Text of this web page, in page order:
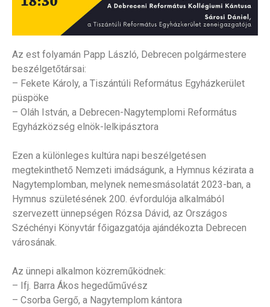
Az est folyamán Papp László, Debrecen polgármestere
beszélgetőtársai:
– Fekete Károly, a Tiszántúli Református Egyházkerület
püspöke
– Oláh István, a Debrecen-Nagytemplomi Református
Egyházközség elnök-lelkipásztora
Ezen a különleges kultúra napi beszélgetésen
megtekinthető Nemzeti imádságunk, a Hymnus kézirata a
Nagytemplomban, melynek nemesmásolatát 2023-ban, a
Hymnus születésének 200. évfordulója alkalmából
szervezett ünnepségen Rózsa Dávid, az Országos
Széchényi Könyvtár főigazgatója ajándékozta Debrecen
városának.
Az ünnepi alkalmon közreműködnek:
– Ifj. Barra Ákos hegedűművész
– Csorba Gergő, a Nagytemplom kántora